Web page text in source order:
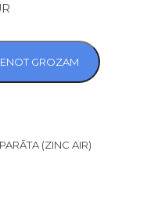
GROZAM
(ZINC AIR)